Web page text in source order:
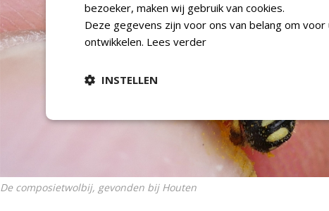
De composietwolbij, gevonden bij Houten
bezoeker, maken wij gebruik van cookies.
Deze gegevens zijn voor ons van belang om
ontwikkelen. Lees verder
INSTELLEN